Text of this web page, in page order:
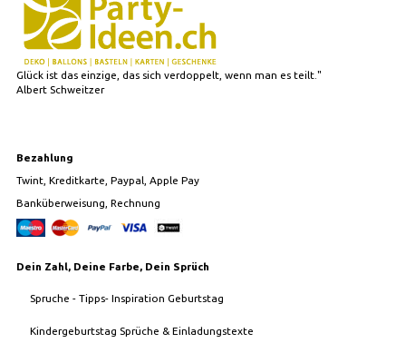
Glück ist das einzige, das sich verdoppelt, wenn man es teilt."
Albert Schweitzer
Bezahlung
Twint, Kreditkarte, Paypal, Apple Pay
Banküberweisung, Rechnung
Dein Zahl, Deine Farbe, Dein Sprüch
Spruche - Tipps- Inspiration Geburtstag
Kindergeburtstag Sprüche & Einladungstexte